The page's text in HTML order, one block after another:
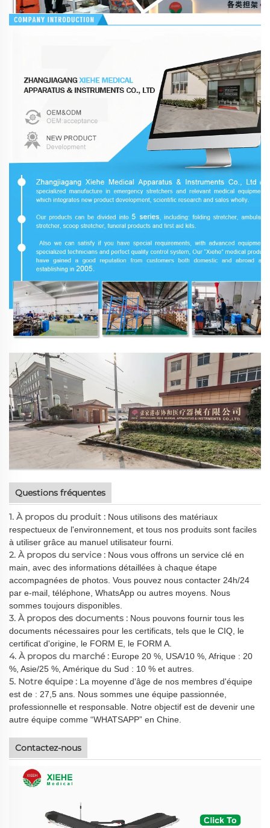
Questions fréquentes
1. À propos du produit : Nous utilisons des matériaux
respectueux de l'environnement, et tous nos produits sont faciles
à utiliser grâce au manuel utilisateur fourni.
2. À propos du service : Nous vous offrons un service clé en
main, avec des informations détaillées à chaque étape
accompagnées de photos. Vous pouvez nous contacter 24h/24
par e-mail, téléphone, WhatsApp ou autres moyens. Nous
sommes toujours disponibles.
3. À propos des documents : Nous pouvons fournir tous les
documents nécessaires pour les certificats, tels que le CIQ, le
certificat d'origine, le FORM E, le FORM A.
4. À propos du marché : Europe 20 %, USA/10 %, Afrique : 20
%, Asie/25 %, Amérique du Sud : 10 % et autres.
5. Notre équipe : La moyenne d'âge de nos membres d'équipe
est de : 27,5 ans. Nous sommes une équipe passionnée,
professionnelle et responsable. Notre objectif est de devenir une
autre équipe comme “WHATSAPP” en Chine.
Contactez-nous